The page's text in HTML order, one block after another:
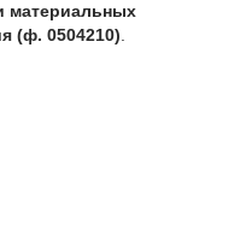
материальных
(ф. 0504210)